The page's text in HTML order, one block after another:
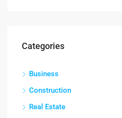
Categories
Business
Construction
Real Estate